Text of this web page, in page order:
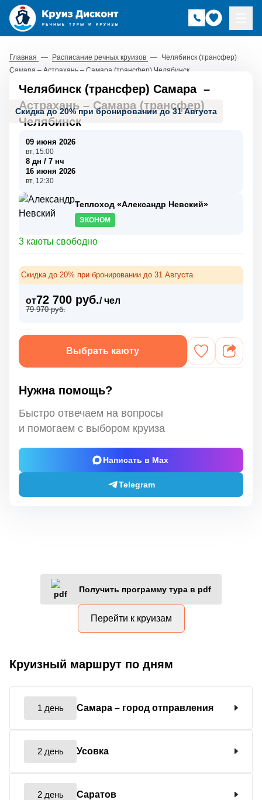
Главная — Расписание речных круизов — Челябинск (трансфер)
Самара – Астрахань – Самара (трансфер) Челябинск
Скидка до 20% при бронировании до 31 Августа
Челябинск (трансфер) Самара –
Астрахань – Самара (трансфер)
Челябинск
09 июня 2026
вт, 15:00
8 дн / 7 нч
16 июня 2026
вт, 12:30
Теплоход «Александр Невский»
ЭКОНОМ
3 каюты свободно
Скидка до 20% при бронировании до 31 Августа
от72 700 руб./ чел
79 970 руб.
Выбрать каюту
Нужна помощь?
Быстро отвечаем на вопросы
и помогаем с выбором круиза
Написать в Max
Telegram
Получить программу тура в pdf
Перейти к круизам
Круизный маршрут по дням
1 день Самара – город отправления
2 день Усовка
2 день Саратов